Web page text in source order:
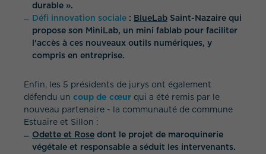
durable ».
Défi innovation sociale : BlueLab Saint-Nazaire qui
propose son MiniLab, un mini fablab pour faciliter
l'accès à ces nouveaux outils numériques, y
compris en entreprise.
Enfin, les 5 présidents de jurys ont également
défendu un coup de cœur qui a été remis par le
nouveau partenaire - la communauté de commune
Estuaire et Sillon :
Odette et Rose dont le projet de maroquinerie
végétale et responsable a séduit les intervenants.